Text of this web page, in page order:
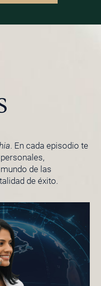
. En cada episodio te
de las
de éxito.
PÁGINA